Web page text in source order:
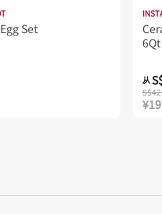
Set
6Qt
从